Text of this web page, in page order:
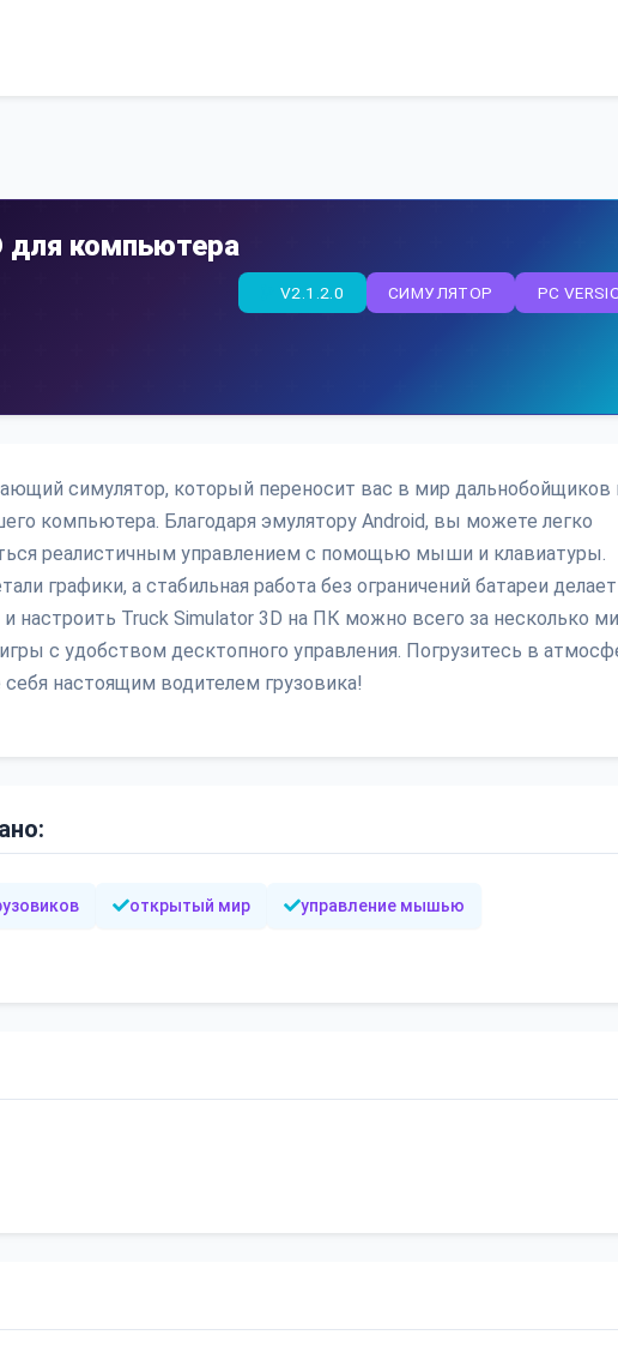
для компьютера
PC
СИМУЛЯТОР
V2.1.2.0
симулятор, который переносит вас в мир дальнобойщиков
компьютера. Благодаря эмулятору Android, вы можете легко
реалистичным управлением с помощью мыши и клавиатуры.
графики, а стабильная работа без ограничений батареи делает
настроить Truck Simulator 3D на ПК можно всего за несколько
с удобством десктопного управления. Погрузитесь в
настоящим водителем грузовика!
открытый мир управление мышью